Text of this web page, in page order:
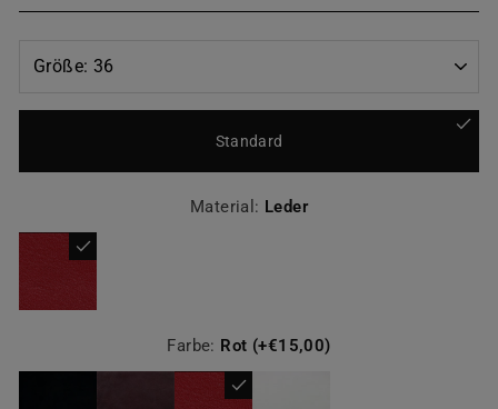
Standard
Material: Leder
Farbe: Rot (+€15,00)